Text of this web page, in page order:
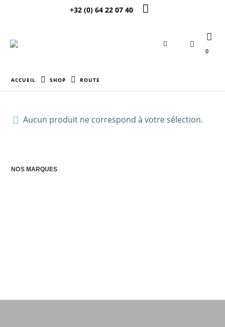
+32 (0) 64 22 07 40
0
ACCUEIL SHOP ROUTE
Aucun produit ne correspond à votre sélection.
NOS MARQUES